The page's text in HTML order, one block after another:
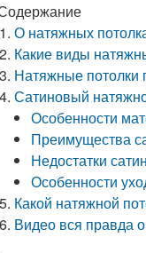
О натяжных
Какие виды
Натяжные потолки
Сатиновый
Особенности
Преимущества
Недостатки
Особенности
Какой натяжной
Видео вся правда